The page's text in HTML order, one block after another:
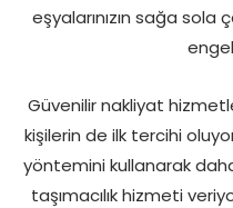
eşyalarınızın sağa
Güvenilir nakliyat
kişilerin de ilk tercihi
yöntemini kullanarak
taşımacılık hizmeti